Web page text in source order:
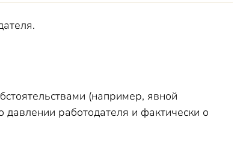
(например, явной
давлении работодателя и фактически о